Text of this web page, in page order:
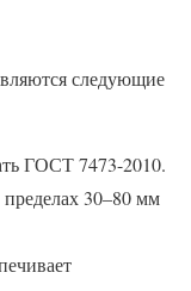
следующие
ГОСТ 7473-2010.
30–80 мм